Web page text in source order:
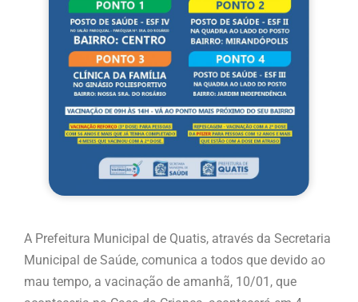
A Prefeitura Municipal de Quatis, através da Secretaria
Municipal de Saúde, comunica a todos que devido ao
mau tempo, a vacinação de amanhã, 10/01, que